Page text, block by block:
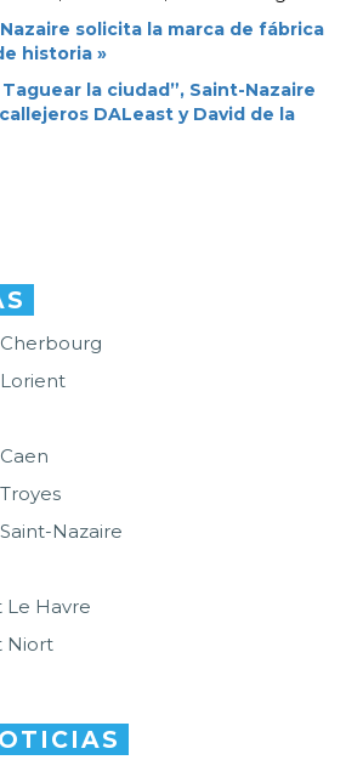
solicita la marca de fábrica
historia »
la ciudad”, Saint-Nazaire
DALeast y David de la
Nazaire
Havre
Niort